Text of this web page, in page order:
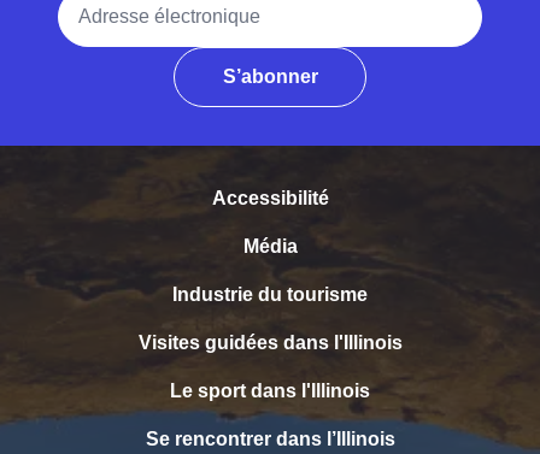
S’abonner
Accessibilité
Média
Industrie du tourisme
Visites guidées dans l'Illinois
Le sport dans l'Illinois
Se rencontrer dans l’Illinois